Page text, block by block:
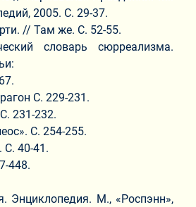
2005. С. 29-37.
// Там же. С. 52-55.
словарь сюрреализма.
С. 229-231.
231-232.
С. 254-255.
С. 40-41.
448.
Энциклопедия. М., «Роспэнн»,